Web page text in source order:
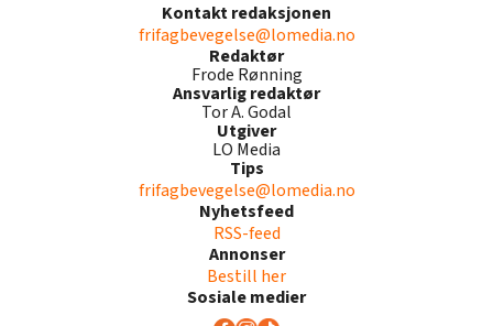
Kontakt redaksjonen
frifagbevegelse@lomedia.no
Redaktør
Frode Rønning
Ansvarlig redaktør
Tor A. Godal
Utgiver
LO Media
Tips
frifagbevegelse@lomedia.no
Nyhetsfeed
RSS-feed
Annonser
Bestill her
Sosiale medier